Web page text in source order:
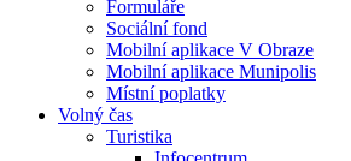
Formuláře
Sociální fond
Mobilní aplikace V Obraze
Mobilní aplikace Munipolis
Místní poplatky
Volný čas
Turistika